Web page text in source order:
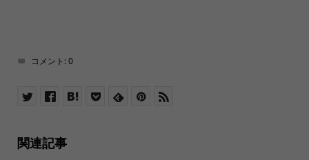
コメント:0
関連記事